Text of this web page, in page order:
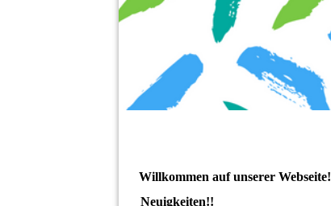
Willkommen auf unserer Webseite!
Neuigkeiten!!